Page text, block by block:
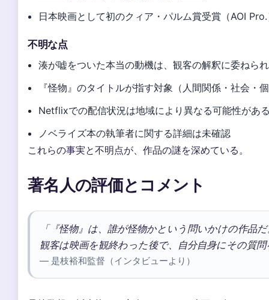
日本映画として初のクィア・パルム賞受賞（AOI
不明な点
湊が嘘をついた本当の動機は、観客の解釈に委ねら
『怪物』のタイトルが指す対象（人間関係・社会・
Netflixでの配信状況は地域により異なる可能性があ
ノベライズ本の執筆者に関する詳細は未確認
これらの事実と不明点が、作品の謎を深めている。
著名人の評価とコメント
「『怪物』は、誰が怪物かという問いかけの作品
観客は映画を観終わった後で、自分自身にその質
— 是枝裕和監督（インタビューより）